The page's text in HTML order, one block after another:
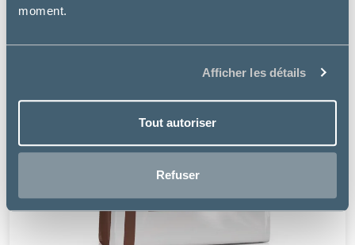
moment.
Afficher les détails
Tout autoriser
Refuser